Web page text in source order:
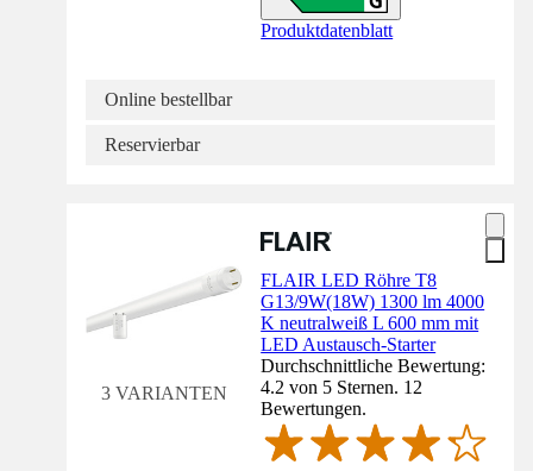
Produktdatenblatt
Online bestellbar
Reservierbar
3 VARIANTEN
FLAIR LED Röhre T8
G13/9W(18W) 1300 lm 4000
K neutralweiß L 600 mm mit
LED Austausch-Starter
Durchschnittliche Bewertung:
4.2 von 5 Sternen. 12
Bewertungen.